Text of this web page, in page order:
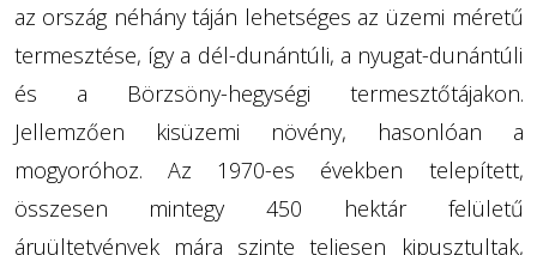
az ország néhány táján lehetséges az üzemi méretű
termesztése, így a dél-dunántúli, a nyugat-dunántúli
és a Börzsöny-hegységi termesztőtájakon.
Jellemzően kisüzemi növény, hasonlóan a
mogyoróhoz. Az 1970-es években telepített,
összesen mintegy 450 hektár felületű
áruültetvények mára szinte teljesen kipusztultak,